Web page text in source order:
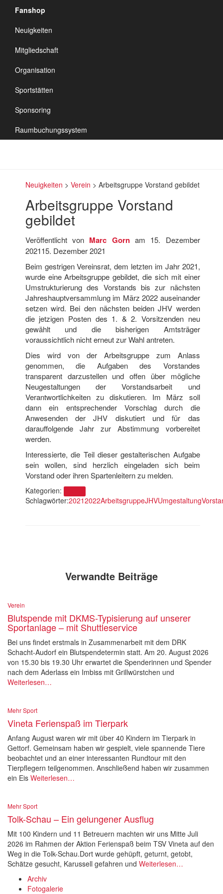
Fanshop
Neuigkeiten
Mitgliedschaft
Organisation
Sportstätten
Sponsoring
Raumbuchungssystem
TSV Vineta
Audorf
Neuigkeiten > Verein > Arbeitsgruppe Vorstand gebildet
Arbeitsgruppe Vorstand
gebildet
Veröffentlicht von Marc Gornam 15. Dezember
202115. Dezember 2021
Beim gestrigen Vereinsrat, dem letzten im Jahr 2021,
wurde eine Arbeitsgruppe gebildet, die sich mit einer
Umstrukturierung des Vorstands bis zur nächsten
Jahreshauptversammlung im März 2022 auseinander
setzen wird. Bei den nächsten beiden JHV werden
die jetzigen Posten des 1. & 2. Vorsitzenden neu
gewählt und die bisherigen Amtsträger
voraussichtlich nicht erneut zur Wahl antreten.
Dies wird von der Arbeitsgruppe zum Anlass
genommen, die Aufgaben des Vorstandes
transparent darzustellen und offen über mögliche
Neugestaltungen der Vorstandsarbeit und
Verantwortlichkeiten zu diskutieren. Im März soll
dann ein entsprechender Vorschlag durch die
Anwesenden der JHV diskutiert und für das
darauffolgende Jahr zur Abstimmung vorbereitet
werden.
Interessierte, die Teil dieser gestalterischen Aufgabe
sein wollen, sind herzlich eingeladen sich beim
Vorstand oder ihren Spartenleitern zu melden.
Kategorien:
Schlagwörter:20212022ArbeitsgruppeJHVUmgestaltung
Verwandte Beiträge
Verein
Blutspende mit DKMS-Typisierung auf unserer
Sportanlage – mit Shuttleservice
Bei uns findet erstmals in Zusammenarbeit mit dem DRK
Schacht-Audorf ein Blutspendetermin statt. Am 20. August 2026
von 15.30 bis 19.30 Uhr erwartet die Spenderinnen und Spender
nach dem Aderlass ein Imbiss mit Grillwürstchen und
Weiterlesen…
Mehr Sport
Vineta Ferienspaß im Tierpark
Anfang August waren wir mit über 40 Kindern im Tierpark in
Gettorf. Gemeinsam haben wir gespielt, viele spannende Tiere
beobachtet und an einer interessanten Rundtour mit den
Tierpflegern teilgenommen. Anschließend haben wir zusammen
ein Eis Weiterlesen…
Mehr Sport
Tolk-Schau – Ein gelungener Ausflug
Mit 100 Kindern und 11 Betreuern machten wir uns Mitte Juli
2026 im Rahmen der Aktion Ferienspaß beim TSV Vineta auf den
Weg in die Tolk-Schau.Dort wurde gehüpft, geturnt, getobt,
Schätze gesucht, Karussell gefahren und Weiterlesen…
Archiv
Fotogalerie